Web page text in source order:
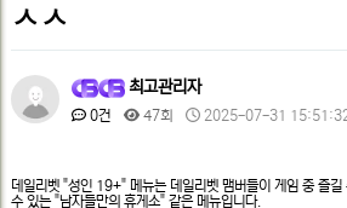
ㅅㅅ
페
이
정
최고관리자
댓 0건
조 47회
작 2025-07-31
데일리벳 "성인 19+" 메뉴는 데일리벳 맴버들이 게임 중 즐
수 있는 "남자들만의 휴게소" 같은 메뉴입니다.